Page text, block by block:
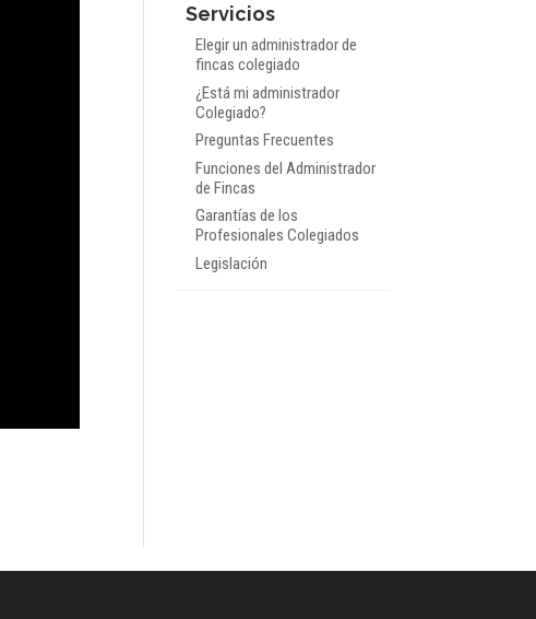
meses
Servicios
Elegir un administrador de
fincas colegiado
¿Está mi administrador
Colegiado?
Preguntas Frecuentes
Funciones del Administrador
de Fincas
Garantías de los
Profesionales Colegiados
Legislación